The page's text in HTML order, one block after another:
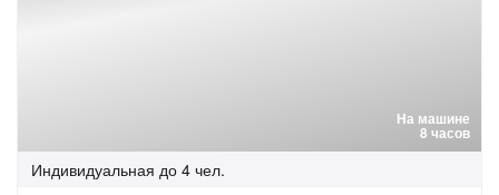
На машине
8 часов
Индивидуальная до 4 чел.